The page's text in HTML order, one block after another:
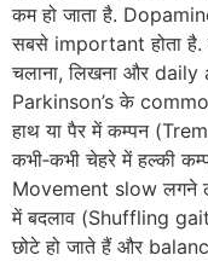
कम हो जाता है.
सबसे important होता है.
चलाना, लिखना और
Parkinson’s के
हाथ या पैर में कम्पन
कभी‑कभी चेहरे में हल्की
Movement slow लगने
में बदलाव (Shuffling
छोटे हो जाते हैं और